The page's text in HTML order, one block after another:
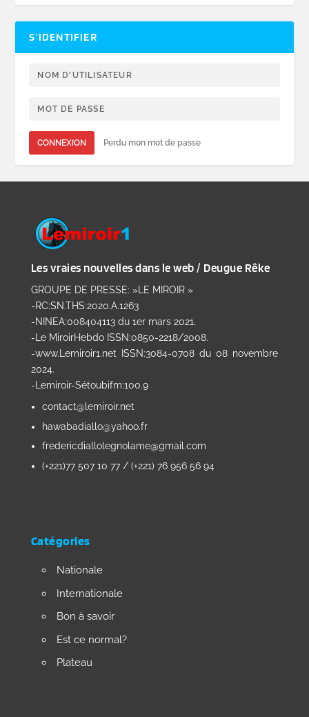
S’IDENTIFIER
CONNEXION Perdu mon mot de passe
Les vraies nouvelles dans le web / Deugue Rêke
GROUPE DE PRESSE: »LE MIROIR »
-RC:SN.THS:2020.A.1263
-NINEA:008404113 du 1er mars 2021.
-Le MiroirHebdo ISSN:0850-2218/2008.
-www.Lemiroir1.net ISSN:3084-0708 du 08 novembre
2024.
-Lemiroir-Sétoubifm:100.9
contact@lemiroir.net
hawabadiallo@yahoo.fr
fredericdiallolegnolame@gmail.com
(+221)77 507 10 77 / (+221) 76 956 56 94
Catégories
Nationale
Internationale
Bon à savoir
Est ce normal?
Plateau